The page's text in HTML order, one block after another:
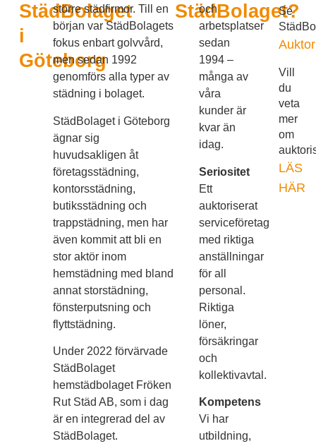
StädBolaget
i
Göteborg
större städfirmor.Till en
början var StädBolagets
fokus enbart golvvård,
men sedan 1992
genomförs alla typer av
städning i bolaget.
StädBolaget i Göteborg
ägnar sig
huvudsakligen åt
företagsstädning,
kontorsstädning,
butiksstädning och
trappstädning, men har
även kommit att bli en
stor aktör inom
hemstädning med bland
annat storstädning,
fönsterputsning och
flyttstädning.
Under 2022 förvärvade
StädBolaget
hemstädbolaget Fröken
Rut Städ AB, som i dag
är en integrerad del av
StädBolaget.
StädBolaget?
och
arbetsplatser
sedan
1994 –
många av
våra
kunder är
kvar än
idag.
Seriositet
Ett
auktoriserat
serviceföretag
med riktiga
anställningar
för all
personal.
Riktiga
löner,
försäkringar
och
kollektivavtal.
Kompetens
Vi har
utbildning,
Se
Vill
du
veta
mer
om
LÄS
HÄR